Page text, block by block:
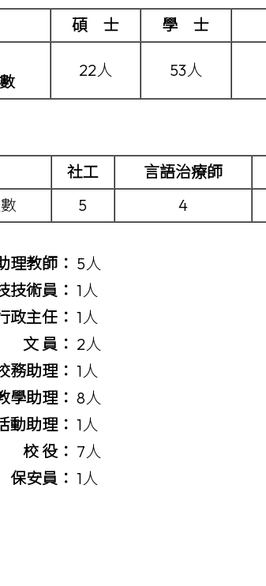
碩 士 學 士
22人 53人
社工 言語治療師
5 4
理教師： 5人
技術員： 1人
政主任： 1人
文 員： 2人
務助理： 1人
學助理： 8人
動助理： 1人
校 役： 7人
保安員： 1人